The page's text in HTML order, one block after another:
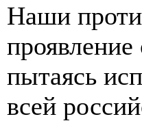
Наши
пытаясь
всей